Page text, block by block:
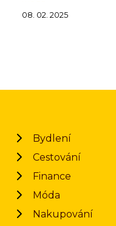
08. 02. 2025
Bydlení
Cestování
Finance
Móda
Nakupování